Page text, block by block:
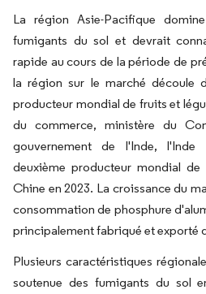
La région Asie-Pacifique
fumigants du sol et devrait
rapide au cours de la période de
la région sur le marché découle
producteur mondial de fruits et
du commerce, ministère du
gouvernement de l'Inde,
deuxième producteur mondial
Chine en 2023. La croissance du
consommation de phosphure
principalement fabriqué et exporté
Plusieurs caractéristiques
soutenue des fumigants du sol